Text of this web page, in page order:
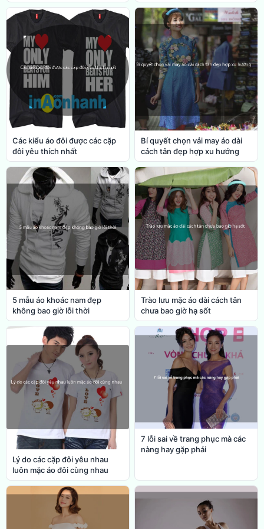
Các kiểu áo đôi được các cặp
đôi yêu thích nhất
Bí quyết chọn vải may áo dài
cách tân đẹp hợp xu hướng
5 mẫu áo khoác nam đẹp
không bao giờ lỗi thời
Trào lưu mặc áo dài cách tân
chưa bao giờ hạ sốt
Lý do các cặp đôi yêu nhau
luôn mặc áo đôi cùng nhau
7 lỗi sai về trang phục mà các
nàng hay gặp phải